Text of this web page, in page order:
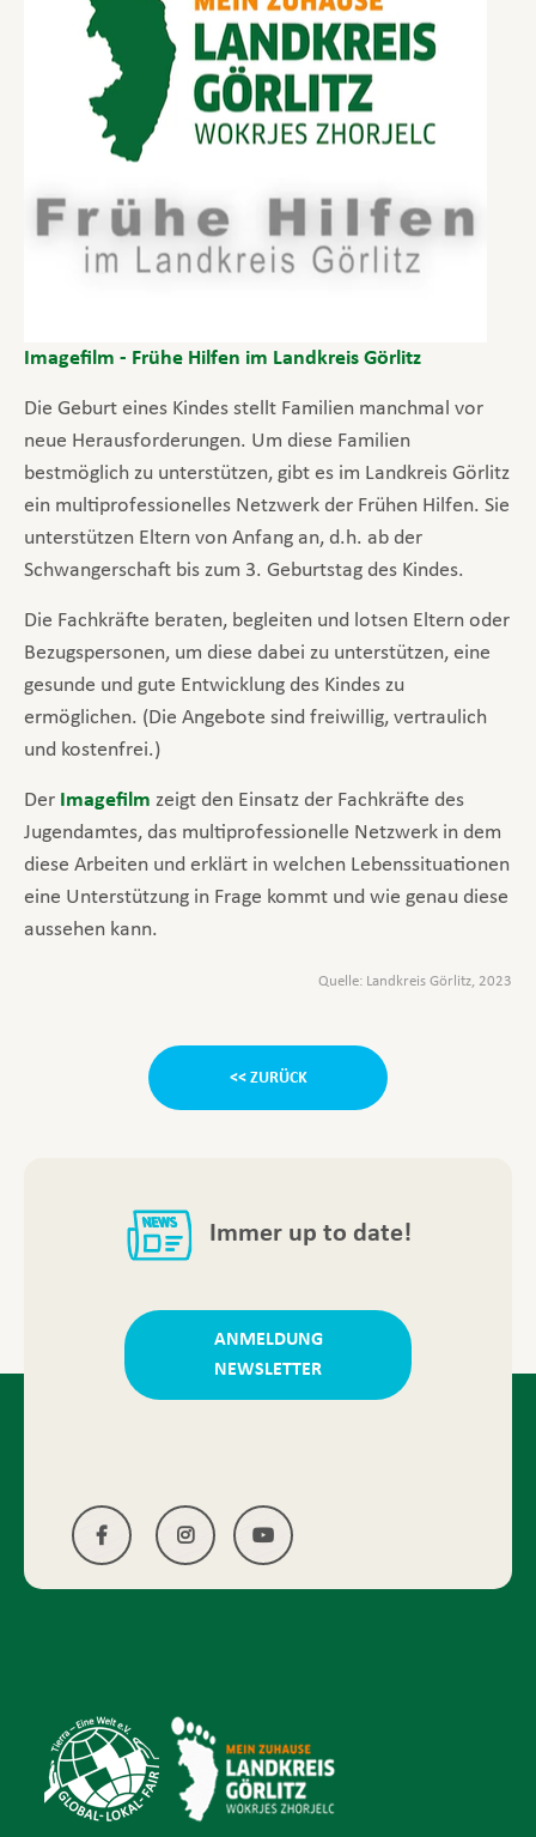
Imagefilm - Frühe Hilfen im Landkreis Görlitz
Die Geburt eines Kindes stellt Familien manchmal vor
neue Herausforderungen. Um diese Familien
bestmöglich zu unterstützen, gibt es im Landkreis Görlitz
ein multiprofessionelles Netzwerk der Frühen Hilfen. Sie
unterstützen Eltern von Anfang an, d.h. ab der
Schwangerschaft bis zum 3. Geburtstag des Kindes.
Die Fachkräfte beraten, begleiten und lotsen Eltern oder
Bezugspersonen, um diese dabei zu unterstützen, eine
gesunde und gute Entwicklung des Kindes zu
ermöglichen. (Die Angebote sind freiwillig, vertraulich
und kostenfrei.)
Der Imagefilm zeigt den Einsatz der Fachkräfte des
Jugendamtes, das multiprofessionelle Netzwerk in dem
diese Arbeiten und erklärt in welchen Lebenssituationen
eine Unterstützung in Frage kommt und wie genau diese
aussehen kann.
Quelle: Landkreis Görlitz, 2023
<< ZURÜCK
Immer up to date!
ANMELDUNG
NEWSLETTER